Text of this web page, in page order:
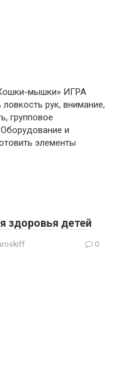
мышки» ИГРА
рук, внимание,
групповое
и
элементы
здоровья детей
0